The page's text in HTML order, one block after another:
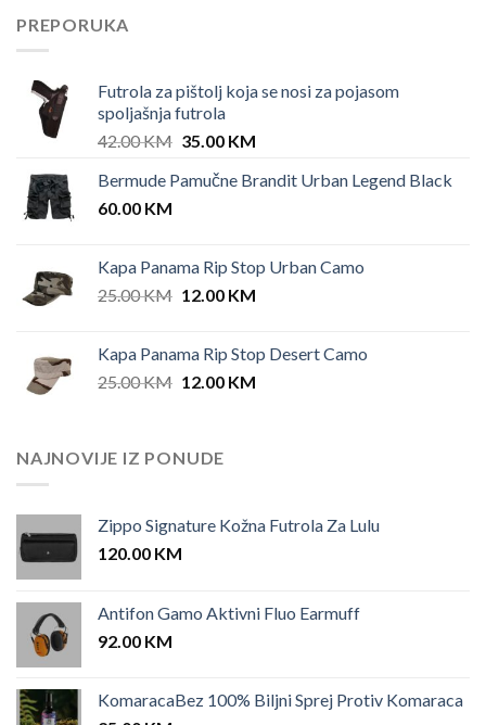
PREPORUKA
Futrola za pištolj koja se nosi za pojasom
spoljašnja futrola
42.00KM Original
was:
35.00 KMCurrent
is:
Bermude Pamučne Brandit Urban Legend Black
60.00 KM
Kapa Panama Rip Stop Urban Camo
25.00KM Original
25.00 KM.
12.00 KMCurrent
12.00 KM.
Kapa Panama Rip Stop Desert Camo
25.00KM Original
25.00 KM.
12.00 KMCurrent
NAJNOVIJE IZ PONUDE
Zippo Signature Kožna Futrola Za Lulu
120.00 KM
Antifon Gamo Aktivni Fluo Earmuff
92.00 KM
KomaracaBez 100% Biljni Sprej Protiv Komaraca